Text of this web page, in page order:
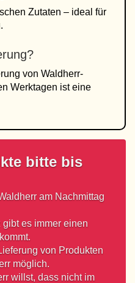
Zutaten – ideal für
von Waldherr-
Werktagen ist eine
bitte bis
am Nachmittag
es immer einen
von Produkten
möglich.
willst, dass nicht im